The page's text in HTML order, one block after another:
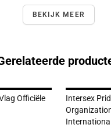
BEKIJK MEER
Officiële
Intersex